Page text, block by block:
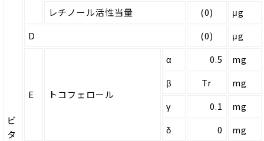
ビ
タ
レチノール活性当量
(0)
μg
D
(0) μg
E トコフェロール
α 0.5
mg
β
Tr
mg
γ
0.1
mg
δ
0
mg